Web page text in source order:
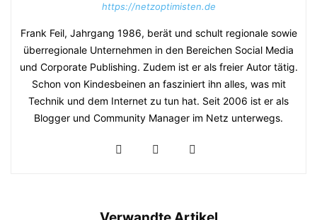
https://netzoptimisten.de
Frank Feil, Jahrgang 1986, berät und schult regionale sowie
überregionale Unternehmen in den Bereichen Social Media
und Corporate Publishing. Zudem ist er als freier Autor tätig.
Schon von Kindesbeinen an fasziniert ihn alles, was mit
Technik und dem Internet zu tun hat. Seit 2006 ist er als
Blogger und Community Manager im Netz unterwegs.